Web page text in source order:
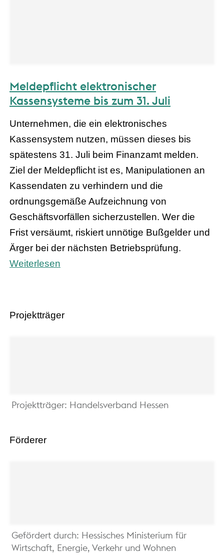
Meldepflicht elektronischer
Kassensysteme bis zum 31. Juli
Unternehmen, die ein elektronisches
Kassensystem nutzen, müssen dieses bis
spätestens 31. Juli beim Finanzamt melden.
Ziel der Meldepflicht ist es, Manipulationen an
Kassendaten zu verhindern und die
ordnungsgemäße Aufzeichnung von
Geschäftsvorfällen sicherzustellen. Wer die
Frist versäumt, riskiert unnötige Bußgelder und
Ärger bei der nächsten Betriebsprüfung.
Weiterlesen
Projektträger
Projektträger: Handelsverband Hessen
Förderer
Gefördert durch: Hessisches Ministerium für
Wirtschaft, Energie, Verkehr und Wohnen